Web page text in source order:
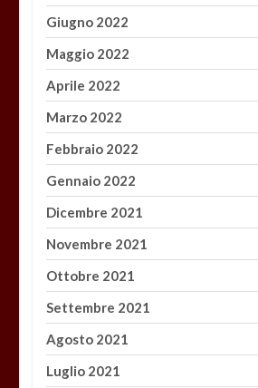
Giugno 2022
Maggio 2022
Aprile 2022
Marzo 2022
Febbraio 2022
Gennaio 2022
Dicembre 2021
Novembre 2021
Ottobre 2021
Settembre 2021
Agosto 2021
Luglio 2021